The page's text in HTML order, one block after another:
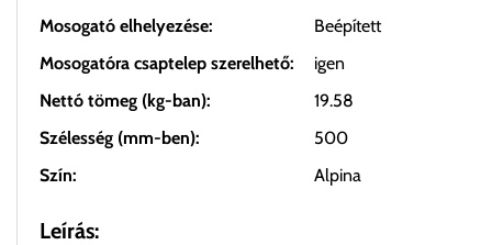
Mosogató elhelyezése:
Beépített
Mosogatóra csaptelep szerelhető:
igen
Nettó tömeg (kg-ban):
19.58
Szélesség (mm-ben):
500
Szín:
Alpina
Leírás: